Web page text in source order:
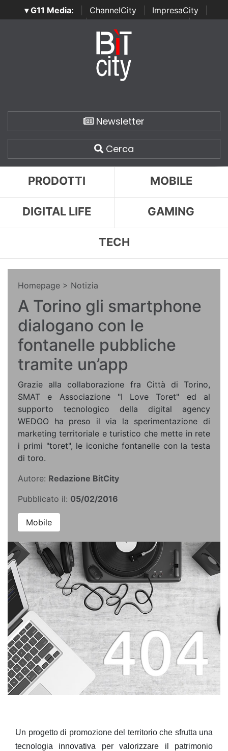
▾ G11 Media: ChannelCity ImpresaCity
SecurityOpenLab | Italian Channel Awards | Italian
Italian Security Awards
Newsletter
Cerca
PRODOTTI MOBILE
DIGITAL LIFE GAMING
TECH
Homepage > Notizia
A Torino gli smartphone
dialogano con le
fontanelle pubbliche
tramite un’app
Grazie alla collaborazione fra Città di Torino,
SMAT e Associazione "I Love Toret" ed al
supporto tecnologico della digital agency
WEDOO ha preso il via la sperimentazione di
marketing territoriale e turistico che mette in rete
i primi "toret", le iconiche fontanelle con la testa
di toro.
Autore: Redazione BitCity
Pubblicato il: 05/02/2016
Mobile
Un progetto di promozione del territorio che sfrutta una
tecnologia innovativa per valorizzare il patrimonio